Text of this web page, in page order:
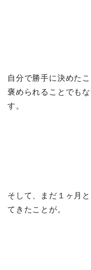
自分で勝手に決めた
褒められることでも
す。
そして、まだ１ヶ月
てきたことが。